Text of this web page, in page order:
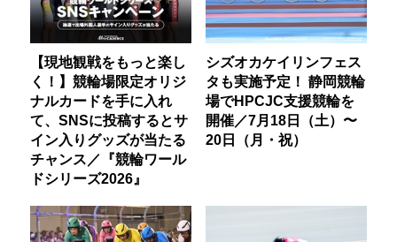
【現地観戦をもっと楽し
く！】競輪場限定オリジ
ナルカードを手に入れ
て、SNSに投稿するとサ
イン入りグッズが当たる
チャンス／『競輪ワール
ドシリーズ2026』
シズオカケイリンフェス
タも実施予定！ 静岡競輪
場でHPCJC支援競輪を
開催／7月18日（土）〜
20日（月・祝）